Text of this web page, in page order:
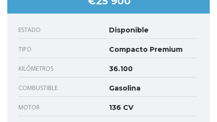
ESTADO Disponible
TIPO Compacto Premium
KILÓMETROS 36.100
COMBUSTIBLE Gasolina
MOTOR 136 CV